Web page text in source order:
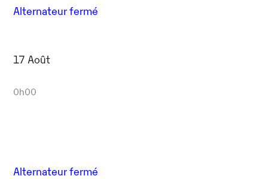
Alternateur fermé
17 Août
0h00
Alternateur fermé